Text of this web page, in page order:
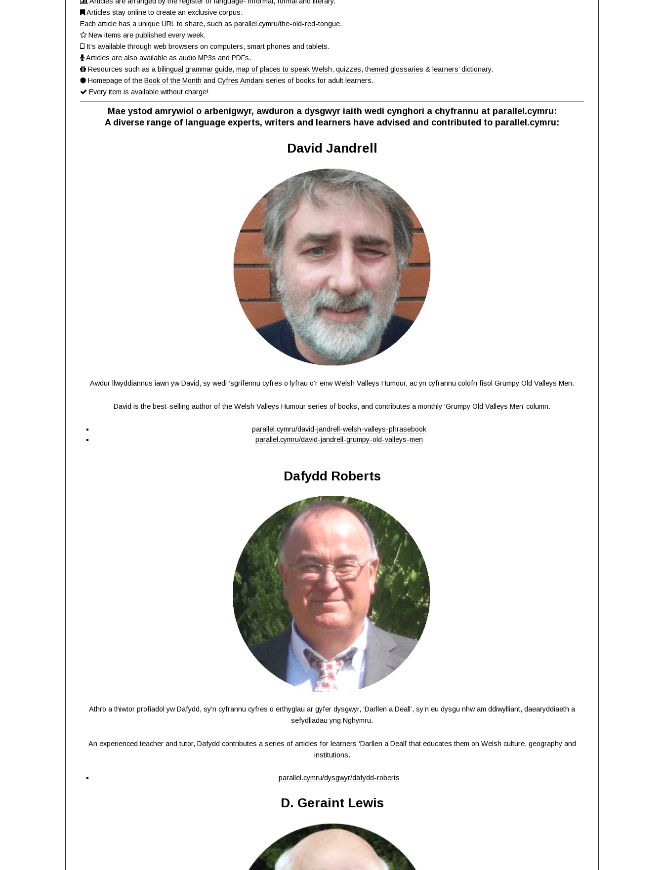
Articles stay online to create an exclusive corpus.
Each article has a unique URL to share, such as parallel.cymru/the-old-red-tongue.
New items are published every week.
It’s available through web browsers on computers, smart phones and tablets.
Articles are also available as audio MP3s and PDFs.
Resources such as a bilingual grammar guide, map of places to speak Welsh, quizzes,themed glossaries & learners’ dictionary.
Homepage of the Book of the Month and Cyfres Amdani series of books for adult learners.
Every item is available without charge!
Mae ystod amrywiol o arbenigwyr, awduron a dysgwyr iaith wedi cynghori a chyfrannu at parallel.cymru:
A diverse range of language experts, writers and learners have advised and contributed to parallel.cymru:
David Jandrell
Awdur llwyddiannus iawn yw David, sy wedi ‘sgrifennu cyfres o lyfrau o’r enw Welsh Valleys Humour, ac yn cyfrannu colofn fisol Grumpy Old Valleys Men.
David is the best-selling author of the Welsh Valleys Humour series of books, and contributes a monthly ‘Grumpy Old Valleys Men’ column.
parallel.cymru/david-jandrell-welsh-valleys-phrasebook
parallel.cymru/david-jandrell-grumpy-old-valleys-men
Dafydd Roberts
Athro a thiwtor profiadol yw Dafydd, sy’n cyfrannu cyfres o erthyglau ar gyfer dysgwyr, ‘Darllen a Deall’, sy’n eu dysgu nhw am ddiwylliant, daearyddiaeth a
sefydliadau yng Nghymru.
An experienced teacher and tutor, Dafydd contributes a series of articles for learners ‘Darllen a Deall’ that educates them on Welsh culture, geography and
institutions.
parallel.cymru/dysgwyr/dafydd-roberts
D. Geraint Lewis